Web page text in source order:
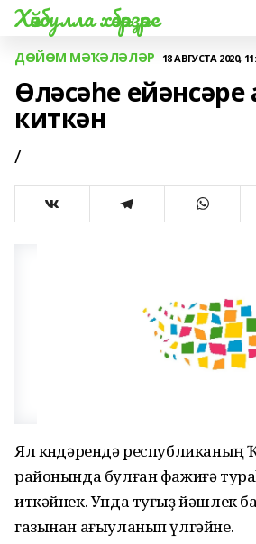
Хәйбулла хәбәрҙәре
ДӨЙӨМ МӘҠӘЛӘЛӘР 18 АВГУСТА 2020,
Өләсәһе
киткән
/
Ял көндәрендә республиканың
районында булған фажиғә
иткәйнек. Унда туғыҙ йәшлек
газынан ағыуланып үлгәйне.